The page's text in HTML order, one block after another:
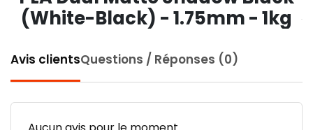
(White-Black) - 1.75mm - 1kg
Avis clientsQuestions / Réponses (0)